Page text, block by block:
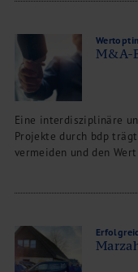
M&A-
Eine interdisziplinäre
Projekte durch bdp
vermeiden und den